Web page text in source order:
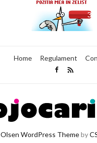
Home Regulament
Olsen WordPress Themeby